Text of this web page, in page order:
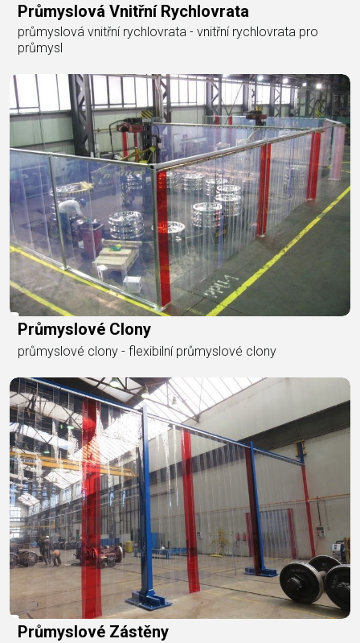
Průmyslová Vnitřní Rychlovrata
průmyslová vnitřní rychlovrata - vnitřní rychlovrata pro
průmysl
Průmyslové Clony
průmyslové clony - flexibilní průmyslové clony
Průmyslové Zástěny